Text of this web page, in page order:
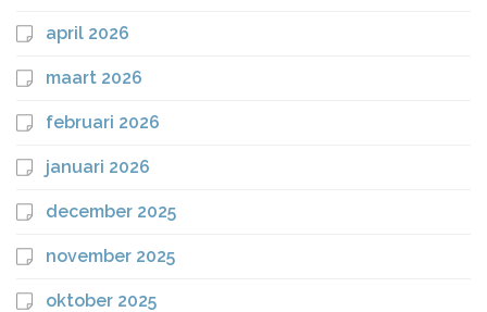
april 2026
maart 2026
februari 2026
januari 2026
december 2025
november 2025
oktober 2025